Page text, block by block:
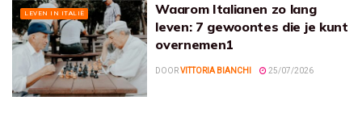
LEVEN IN ITALIË
Waarom Italianen zo lang
leven: 7 gewoontes die je kunt
overnemen1
DOORVITTORIA BIANCHI 25/07/2026